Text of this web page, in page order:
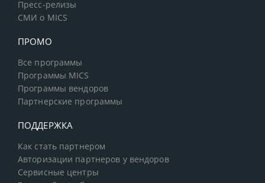
Пресс-релизы
СМИ о MICS
ПРОМО
Все программы
Программы MICS
Программы вендоров
Партнерские программы
ПОДДЕРЖКА
Как стать партнером
Авторизации партнеров у вендоров
Сервисные центры